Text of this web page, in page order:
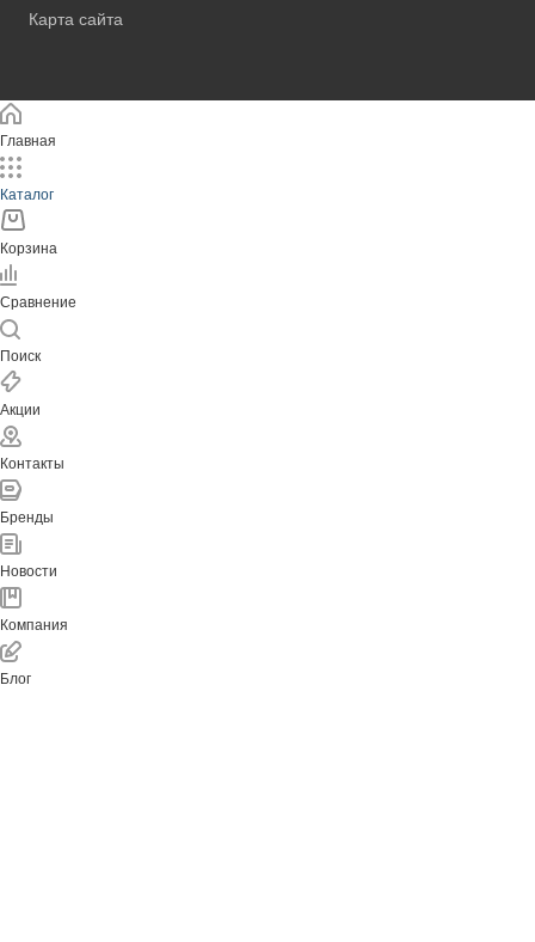
Карта сайта
Главная
Каталог
Корзина
Сравнение
Поиск
Акции
Контакты
Бренды
Новости
Компания
Блог